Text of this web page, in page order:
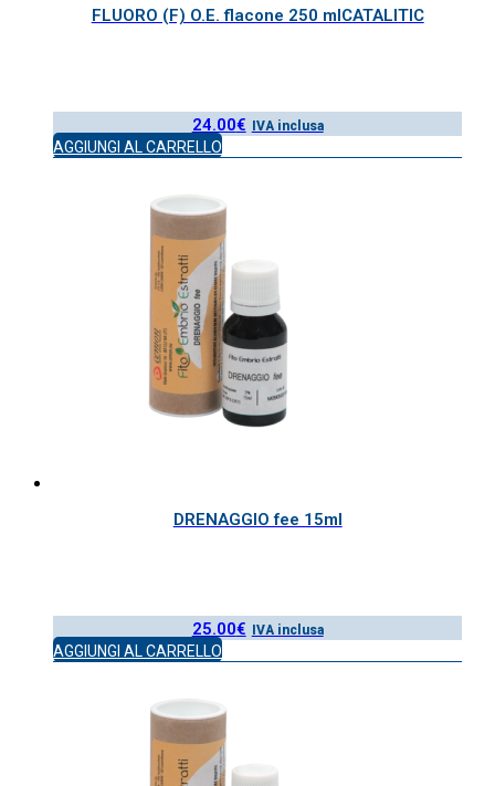
FLUORO (F) O.E. flacone 250 mlCATALITIC
24.00€ IVA inclusa
AGGIUNGI AL CARRELLO
DRENAGGIO fee 15ml
25.00€ IVA inclusa
AGGIUNGI AL CARRELLO